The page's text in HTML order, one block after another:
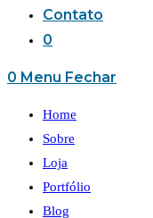
Contato
0
0 Menu Fechar
Home
Sobre
Loja
Portfólio
Blog